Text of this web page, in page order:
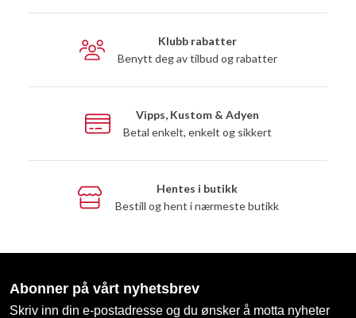
Klubb rabatter
Benytt deg av tilbud og rabatter
Vipps, Kustom & Adyen
Betal enkelt, enkelt og sikkert
Hentes i butikk
Bestill og hent i nærmeste butikk
Abonner på vårt nyhetsbrev
Skriv inn din e-postadresse og du ønsker å motta nyheter